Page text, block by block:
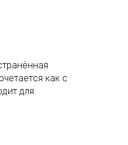
как с
для